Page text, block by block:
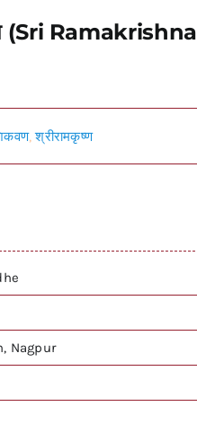
(Sri Ramakrishna
,श्रीरामकृष्ण
Nagpur